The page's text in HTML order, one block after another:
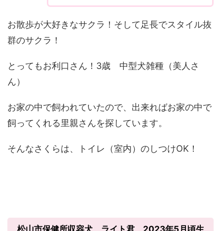
お散歩が大好きなサクラ！そして足長でスタイル抜
群のサクラ！
とってもお利口さん！3歳 中型犬雑種（美人さ
ん）
お家の中で飼われていたので、出来ればお家の中で
飼ってくれる里親さんを探しています。
そんなさくらは、トイレ（室内）のしつけOK！